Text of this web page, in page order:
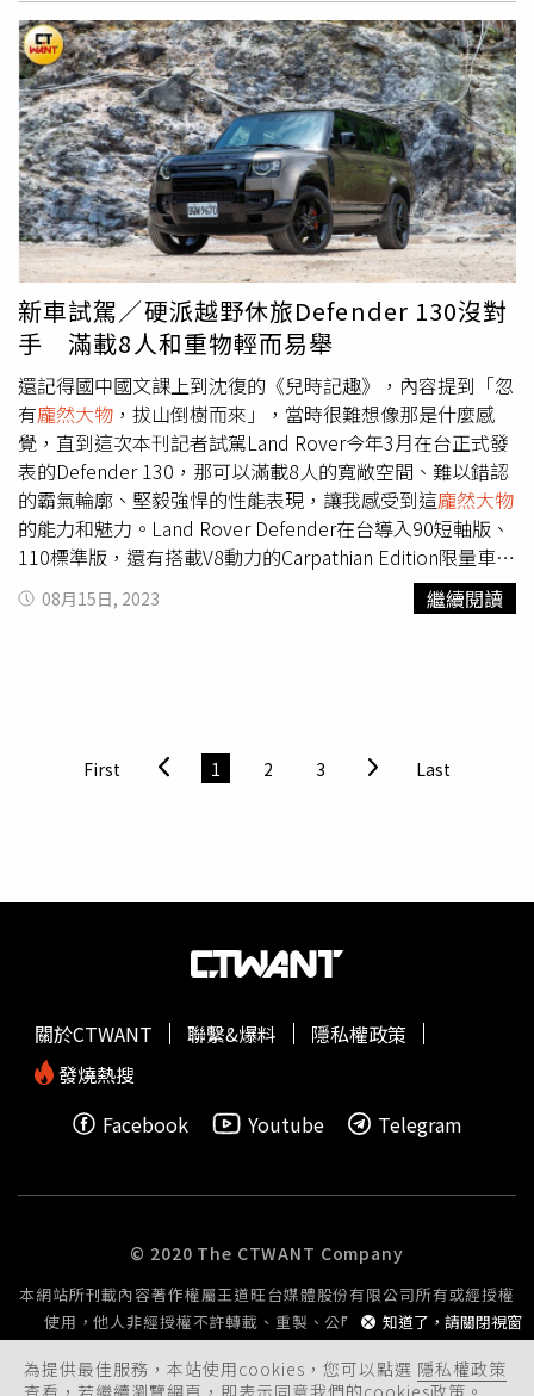
蟒蛇再竄出來。巨蟒出沒電影主題公園的事件發生在17日上
午8時許，當時一名50多歲的婦人發現這條蟒蛇，整個人嚇
壞，由於無法致電通報，於是連忙抱到西門町派出所報案，
警方原以為只是普通蛇類，沒想到趕抵顯場後竟發現是「如
此龐然大物」，當場也嚇傻，於是通報動保人員到場協助。
動保處23日表示已在官網公告相關資訊，飼主主動聯繫，表
示將出面領回。（圖／動保處提供）動保處23日指出，當天
獲報後派員到場協助，隔天把蟒蛇帶回收容，蟒蛇初步看似
應為網紋蟒，長度為5公尺，可能是有民眾飼養，趁隙逃逸
跑至戶外被民眾發現。動保處表示，已在官方網站公告蟒蛇
相關資訊，飼主也主動聯繫並會出面領回；動保處也呼籲，
若發現路上有蜂窩、蛇類，民眾千萬不要碰觸，可先通報警
消，動保處獲報會派員協助處理。
新車試駕／硬派越野休旅Defender 130沒對
手 滿載8人和重物輕而易舉
還記得國中國文課上到沈復的《兒時記趣》，內容提到「忽
有龐然大物 ，拔山倒樹而來」，當時很難想像那是什麼感
覺，直到這次本刊記者試駕Land Rover今年3月在台正式發
表的Defender 130，那可以滿載8人的寬敞空間、難以錯認
的霸氣輪廓、堅毅強悍的性能表現，讓我感受到這龐然大物
的能力和魅力。Land Rover Defender在台導入90短軸版、
110標準版，還有搭載V8動力的Carpathian Edition限量車
型，今年3月台灣捷豹路虎更宣布再添新成員130 X P400，
完整Defender家族在台灣的陣容。身為Defender家族最大
受到他的穩重、個性，卻仍保有經典的元素。Defender
130也帶有許多經典元素，包含圓形車前矩陣式LED頭燈。
於上下車時會因為離地高有點辛苦，以及停車格空間不足。
第2排、第3排座椅均具備加熱功能、ISOFIX兒童座椅固定
裝置、3組三點式安全帶，還配置車頂把手、置杯架、置物
乘客有種「被好好對待」的尊榮感，不過根據本刊記者實際
乘坐後會建議以2成人1小孩的方式入座，空間會更寬裕。軸
第3排空間相當寬敞。（圖／黃耀徵攝）第3排有專屬天窗、
角度的功能，提升整車空間機能，如果將後座椅全部打平，
更可擴充容納空間到1,876公升。後行李廂空間寬敞，最多
可到1,876公升。（圖／黃耀徵攝）雖然受原廠限制，在試
車時無法親自體驗，不過130搭載Land Rover Terrain
Response 2 第二代全地形反應系統，在面對不同地形時，
不僅車內具有多種行車模式選擇，還可設定自動模式使系統
08月15日, 2023 繼續閱讀
First 1 2 3 Last
為提供最佳服務，本站使用cookies，您可以點選 隱私權政策
查看，若繼續瀏覽網頁，即表示同意我們的cookies政策。
知道了，請關閉視窗
關於CTWANT 聯繫&爆料
隱私權政策
發燒熱搜
Facebook
Youtube Telegram
© 2020 The CTWANT Company
本網站所刊載內容著作權屬王道旺台媒體股份有限公司所有或經授權
使用，他人非經授權不許轉載、重製、公開播送或公開傳輸。